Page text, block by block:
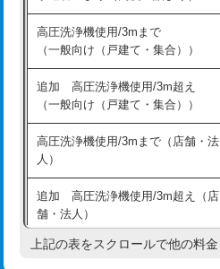
追加人工
廃棄・処分
※給水管工事は20mmまでの価格
持込商品取付（混合水栓）
持込商品取付（浄水器・分岐水栓）
業）
排水管工事（追加 排水管工事/3ｍ
え）
高圧洗浄機使用/3mまで
（一般向け（戸建て・集合））
追加 高圧洗浄機使用/3m超え
（一般向け（戸建て・集合））
高圧洗浄機使用/3mまで（店舗・法
人）
追加 高圧洗浄機使用/3m超え（店
舗・法人）
高度高圧洗浄換
上記の表をスクロールで他の料